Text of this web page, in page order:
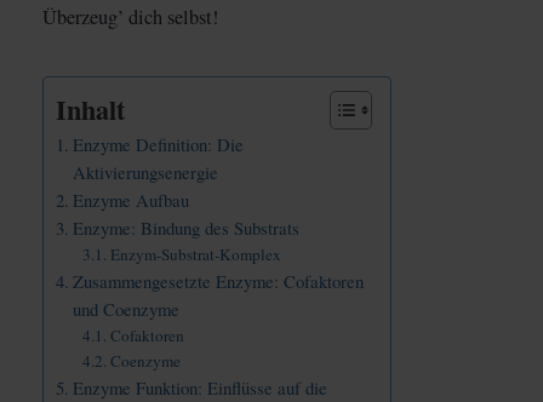
Überzeug’ dich selbst!
Inhalt
Enzyme Definition: Die
Aktivierungsenergie
Enzyme Aufbau
Enzyme: Bindung des Substrats
Enzym-Substrat-Komplex
Zusammengesetzte Enzyme: Cofaktoren
und Coenzyme
Cofaktoren
Coenzyme
Enzyme Funktion: Einflüsse auf die